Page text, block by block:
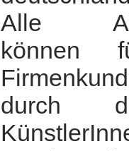
Alle
können
durch